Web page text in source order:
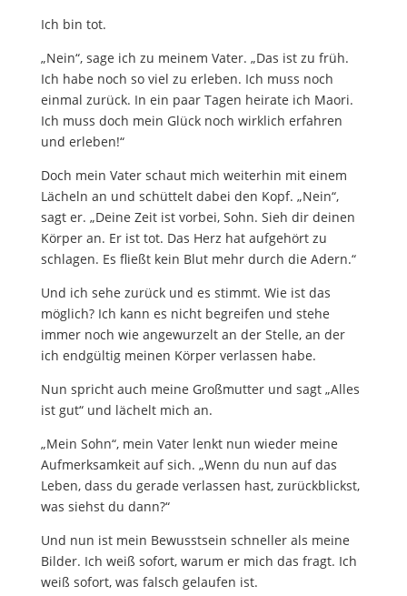
Ich bin tot.
„Nein“, sage ich zu meinem Vater. „Das ist zu früh.
Ich habe noch so viel zu erleben. Ich muss noch
einmal zurück. In ein paar Tagen heirate ich Maori.
Ich muss doch mein Glück noch wirklich erfahren
und erleben!“
Doch mein Vater schaut mich weiterhin mit einem
Lächeln an und schüttelt dabei den Kopf. „Nein“,
sagt er. „Deine Zeit ist vorbei, Sohn. Sieh dir deinen
Körper an. Er ist tot. Das Herz hat aufgehört zu
schlagen. Es fließt kein Blut mehr durch die Adern.“
Und ich sehe zurück und es stimmt. Wie ist das
möglich? Ich kann es nicht begreifen und stehe
immer noch wie angewurzelt an der Stelle, an der
ich endgültig meinen Körper verlassen habe.
Nun spricht auch meine Großmutter und sagt „Alles
ist gut“ und lächelt mich an.
„Mein Sohn“, mein Vater lenkt nun wieder meine
Aufmerksamkeit auf sich. „Wenn du nun auf das
Leben, dass du gerade verlassen hast, zurückblickst,
was siehst du dann?“
Und nun ist mein Bewusstsein schneller als meine
Bilder. Ich weiß sofort, warum er mich das fragt. Ich
weiß sofort, was falsch gelaufen ist.